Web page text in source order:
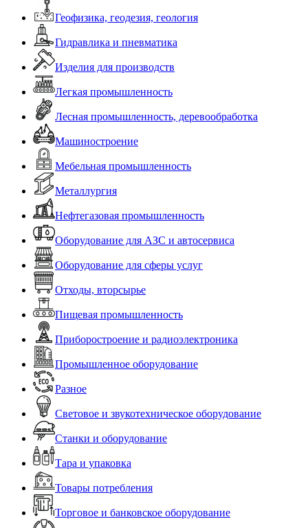
Геофизика, геодезия, геология
Гидравлика и пневматика
Изделия для производств
Легкая промышленность
Лесная промышленность, деревообработка
Машиностроение
Мебельная промышленность
Металлургия
Нефтегазовая промышленность
Оборудование для АЗС и автосервиса
Оборудование для сферы услуг
Отходы, вторсырье
Пищевая промышленность
Приборостроение и радиоэлектроника
Промышленное оборудование
Разное
Световое и звукотехническое оборудование
Станки и оборудование
Тара и упаковка
Товары потребления
Торговое и банковское оборудование